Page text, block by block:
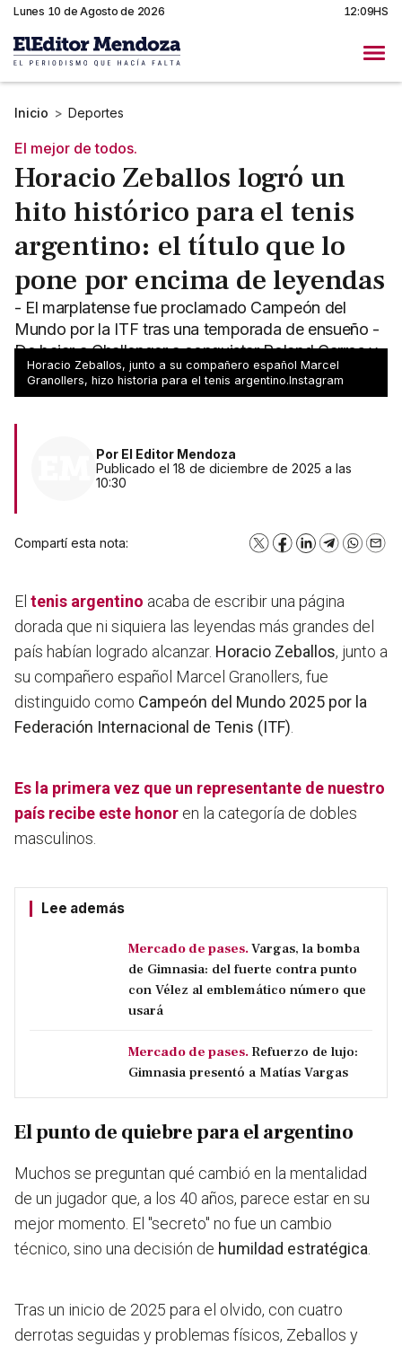
Lunes 10 de Agosto de 2026 12:09HS
Inicio > Deportes
El mejor de todos.
Horacio Zeballos logró un
hito histórico para el tenis
argentino: el título que lo
pone por encima de leyendas
- El marplatense fue proclamado Campeón del
Mundo por la ITF tras una temporada de ensueño -
De bajar a Challenger a conquistar Roland Garros y
el US Open
Horacio Zeballos, junto a su compañero español Marcel
Granollers, hizo historia para el tenis argentino.Instagram
Por El Editor Mendoza
Publicado el 18 de diciembre de 2025 a las
10:30
Compartí esta nota: X Facebook
LinkedInTelegram
El tenis argentino acaba de escribir una página
dorada que ni siquiera las leyendas más grandes del
país habían logrado alcanzar. Horacio Zeballos, junto a
su compañero español Marcel Granollers, fue
distinguido como Campeón del Mundo 2025 por la
Federación Internacional de Tenis (ITF)
Es la primera vez que un representante de nuestro
país recibe este honor en la categoría de dobles
masculinos.
Lee además
Mercado de pases.Vargas, la bomba
de Gimnasia: del fuerte contra punto
con Vélez al emblemático número que
usará
Mercado de pases. Refuerzo de lujo:
Gimnasia presentó a Matías Vargas
El punto de quiebre para el argentino
Muchos se preguntan qué cambió en la mentalidad
de un jugador que, a los 40 años, parece estar en su
mejor momento. El "secreto" no fue un cambio
técnico, sino una decisión de humildad estratégica
Tras un inicio de 2025 para el olvido, con cuatro
derrotas seguidas y problemas físicos, Zeballos y